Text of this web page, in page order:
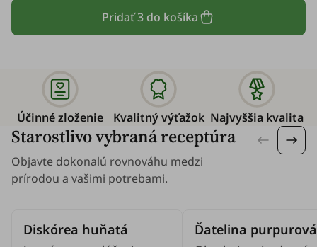
Pridať 3 do košíka
Účinné zloženie Kvalitný výťažok Najvyššia kvalita
Starostlivo vybraná receptúra
Objavte dokonalú rovnováhu medzi
prírodou a vašimi potrebami.
Diskórea huňatá Ďatelina purpurová